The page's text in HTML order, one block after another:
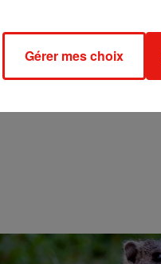
Gérer mes choix